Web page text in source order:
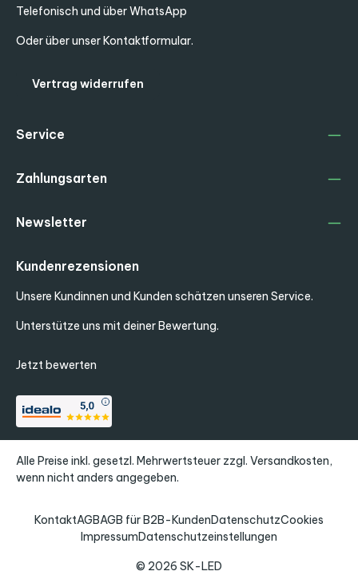
Telefonisch und über WhatsApp
Oder über unserKontaktformular.
Vertrag widerrufen
Service
Zahlungsarten
Kundenrezensionen
Unsere Kundinnen und Kunden schätzen unseren Service.
Unterstütze uns mit deiner Bewertung.
Jetzt bewerten
Newsletter
Alle Preise inkl. gesetzl. Mehrwertsteuer zzgl. Versandkosten,
wenn nicht anders angegeben.
© 2026 SK-LED
KontaktAGBAGB für B2B-KundenDatenschutzCookies
ImpressumDatenschutzeinstellungen